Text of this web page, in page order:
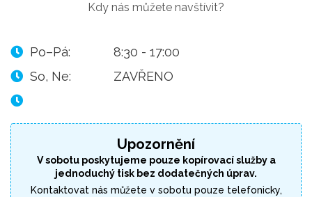
Kdy nás můžete navštívit?
8:30 - 17:00
Po–Pá:
ZAVŘENO
So, Ne:
Upozornění
V sobotu poskytujeme pouze kopírovací služby a
jednoduchý tisk bez dodatečných úprav.
Kontaktovat nás můžete v sobotu pouze telefonicky,